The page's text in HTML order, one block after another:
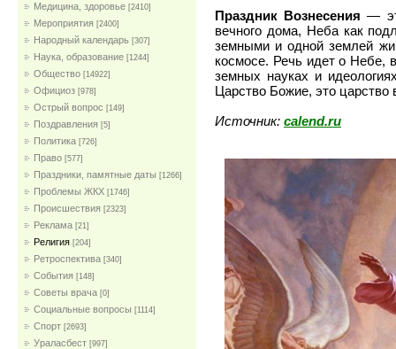
Медицина, здоровье [2410]
Мероприятия [2400]
Народный календарь [307]
Наука, образование [1244]
Общество [14922]
Официоз [978]
Острый вопрос [149]
Поздравления [5]
Политика [726]
Право [577]
Праздники, памятные даты [1266]
Проблемы ЖКХ [1746]
Проиcшествия [2323]
Реклама [21]
Религия [204]
Ретроспектива [340]
События [148]
Советы врача [0]
Социальные вопросы [1114]
Спорт [2693]
Ураласбест [997]
Праздник Вознесения —
вечного дома, Неба как
земными и одной землей
космосе. Речь идет о Небе,
земных науках и
Царство Божие, это царство
Источник: calend.ru